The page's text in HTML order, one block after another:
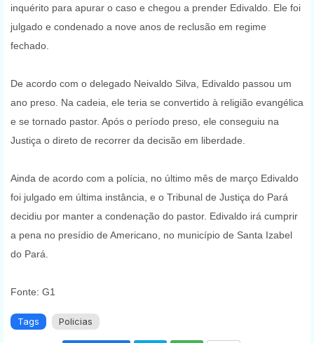
inquérito para apurar o caso e chegou a prender Edivaldo. Ele foi
julgado e condenado a nove anos de reclusão em regime
fechado.
De acordo com o delegado Neivaldo Silva, Edivaldo passou um
ano preso. Na cadeia, ele teria se convertido à religião evangélica
e se tornado pastor. Após o período preso, ele conseguiu na
Justiça o direto de recorrer da decisão em liberdade.
Ainda de acordo com a polícia, no último mês de março Edivaldo
foi julgado em última instância, e o Tribunal de Justiça do Pará
decidiu por manter a condenação do pastor. Edivaldo irá cumprir
a pena no presídio de Americano, no município de Santa Izabel
do Pará.
Fonte: G1
Tags Policias